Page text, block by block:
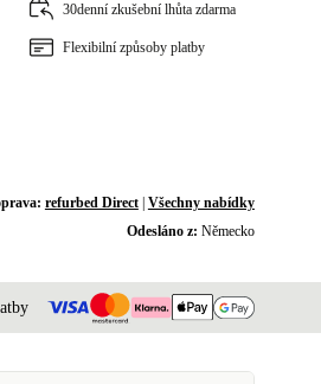
30denní zkušební lhůta zdarma
Flexibilní způsoby platby
refurbed Direct| Všechny nabídky
Odesláno z: Německo